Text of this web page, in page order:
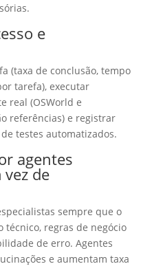
e
(taxa de conclusão, tempo
tarefa), executar
real (OSWorld e
referências) e registrar
testes automatizados.
agentes
de
sempre que o
regras de negócio
de erro. Agentes
e aumentam taxa